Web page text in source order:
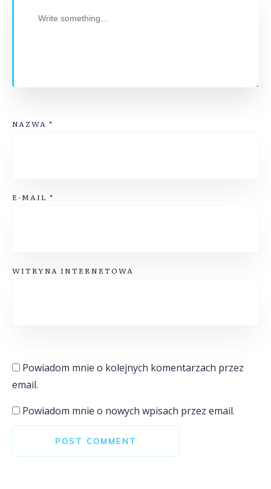
NAZWA *
E-MAIL *
WITRYNA INTERNETOWA
Powiadom mnie o kolejnych komentarzach przez
email.
Powiadom mnie o nowych wpisach przez email.
POST COMMENT